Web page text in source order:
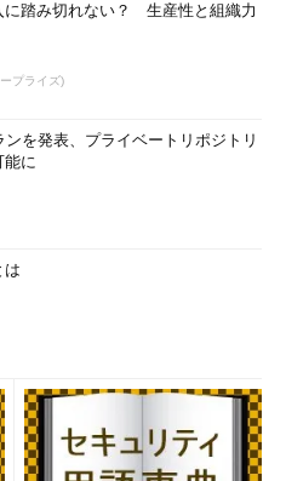
に踏み切れない？ 生産性と組織力
プライズ)
ンを発表、プライベートリポジトリ
能に
は